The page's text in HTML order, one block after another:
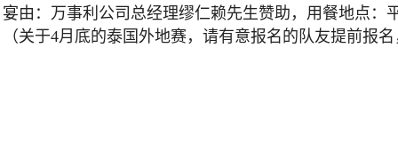
宴由：万事利公司总经理缪仁赖先生赞助，用餐地点：
（关于4月底的泰国外地赛，请有意报名的队友提前报